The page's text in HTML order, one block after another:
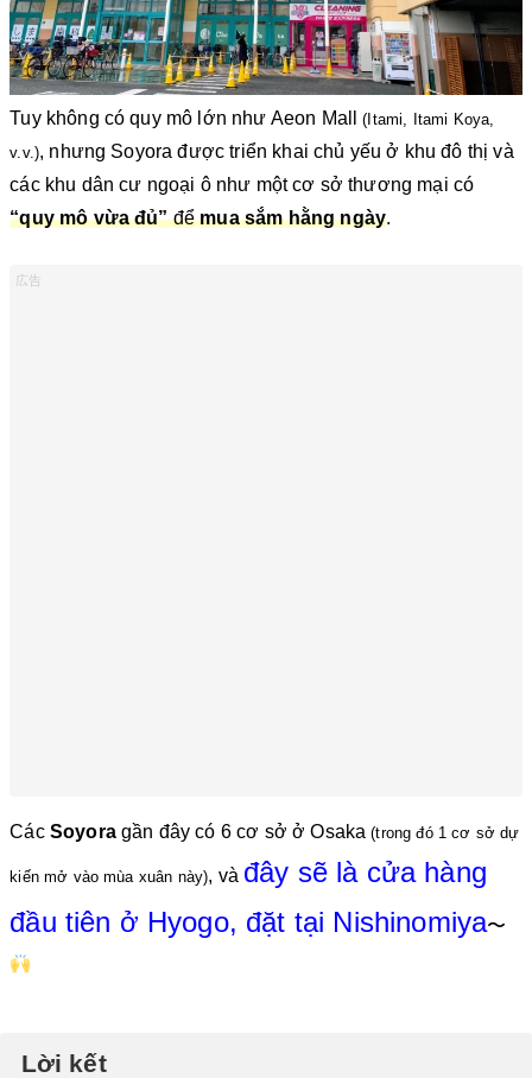
Tuy không có quy mô lớn như Aeon Mall(Itami, Itami Koya,
v.v.), nhưng Soyora được triển khai chủ yếu ở khu đô thị và
các khu dân cư ngoại ô như một cơ sở thương mại có
“quy mô vừa đủ”đểmua sắm hằng ngày.
Các Soyoragần đây có 6 cơ sở ở Osaka(trong đó 1 cơ sở dự
kiến mở vào mùa xuân này), và đây sẽ là cửa hàng
đầu tiên ở Hyogo, đặt tại Nishinomiya〜
Lời kết